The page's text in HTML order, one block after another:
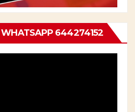
644274152